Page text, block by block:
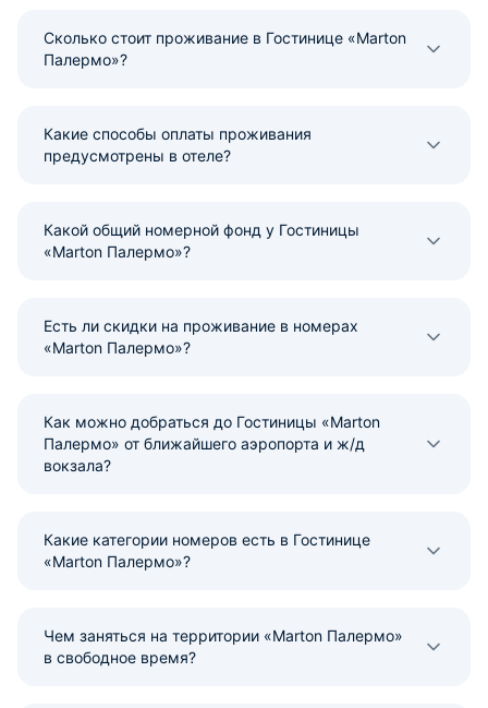
Сколько стоит проживание в Гостинице «Marton
Палермо»?
Какие способы оплаты проживания
предусмотрены в отеле?
Какой общий номерной фонд у Гостиницы
«Marton Палермо»?
Есть ли скидки на проживание в номерах
«Marton Палермо»?
Как можно добраться до Гостиницы «Marton
Палермо» от ближайшего аэропорта и ж/д
вокзала?
Какие категории номеров есть в Гостинице
«Marton Палермо»?
Чем заняться на территории «Marton Палермо»
в свободное время?